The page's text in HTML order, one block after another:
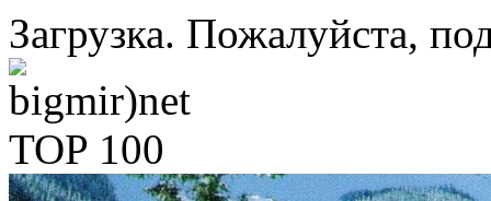
Загрузка. Пожалуйста,